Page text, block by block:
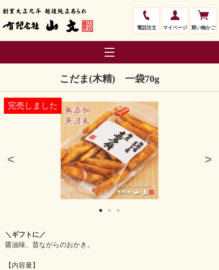
電話注文 マイページ 買い物かご
こだま(木精) 一袋70g
完売しました
< >
＼ギフトに／
醤油味、昔ながらのおかき。
【内容量】